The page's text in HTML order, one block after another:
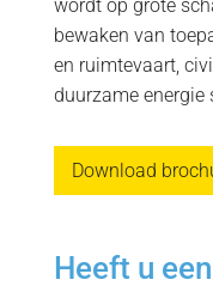
wordt op grote
bewaken van
en ruimtevaart,
duurzame energie
Download
Heeft u